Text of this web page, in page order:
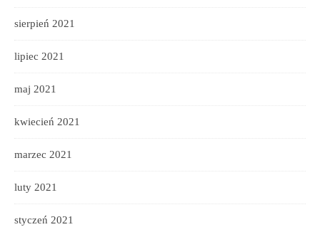
sierpień 2021
lipiec 2021
maj 2021
kwiecień 2021
marzec 2021
luty 2021
styczeń 2021